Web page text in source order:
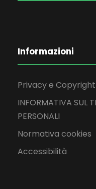
Informazioni
Privacy e Copyright
INFORMATIVA SUL
PERSONALI
Normativa cookies
Accessibilità